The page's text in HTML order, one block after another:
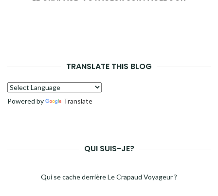
TRANSLATE THIS BLOG
Powered by Translate
QUI SUIS-JE?
Qui se cache derrière Le Crapaud Voyageur ?